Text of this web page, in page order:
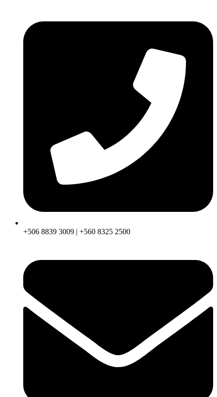
contenido
+506 8839 3009 | +560 8325 2500